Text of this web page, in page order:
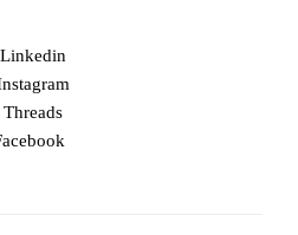
Linkedin
Threads